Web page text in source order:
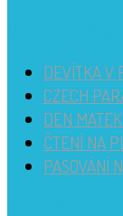
DEVÍTKA V
CZECH
DEN
ČTENÍ NA
PASOVÁNÍ